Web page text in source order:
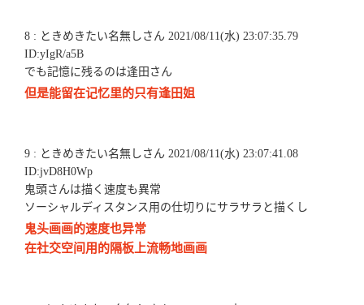
8 : ときめきたい名無しさん 2021/08/11(水) 23:07:35.79
ID:yIgR/a5B
でも記憶に残るのは逢田さん
但是能留在记忆里的只有逢田姐
9 : ときめきたい名無しさん 2021/08/11(水) 23:07:41.08
ID:jvD8H0Wp
鬼頭さんは描く速度も異常
ソーシャルディスタンス用の仕切りにサラサラと描くし
鬼头画画的速度也异常
在社交空间用的隔板上流畅地画画